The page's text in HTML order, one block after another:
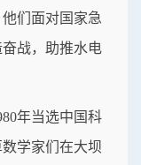
们面对国家急
战，助推水电
年当选中国科
学家们在大坝